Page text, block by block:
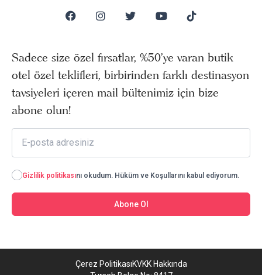
Sadece size özel fırsatlar, %50’ye varan butik
otel özel teklifleri, birbirinden farklı destinasyon
tavsiyeleri içeren mail bültenimiz için bize
abone olun!
Gizlilik politikasını okudum. Hüküm ve Koşullarını kabul ediyorum.
Abone Ol
Çerez PolitikasıKVKK Hakkında